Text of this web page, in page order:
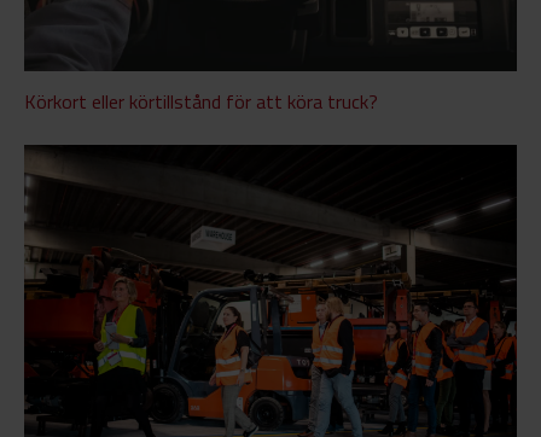
Körkort eller körtillstånd för att köra truck?